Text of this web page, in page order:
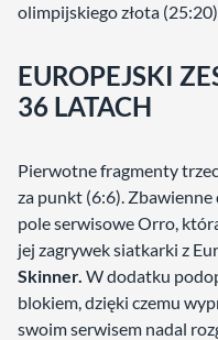
olimpijskiego złota
EUROPEJSKI
36 LATACH
Pierwotne fragmenty
za punkt (6:6). Zbawienne
pole serwisowe Orro,
jej zagrywek siatkarki z
Skinner. W dodatku
blokiem, dzięki czemu
swoim serwisem nadal